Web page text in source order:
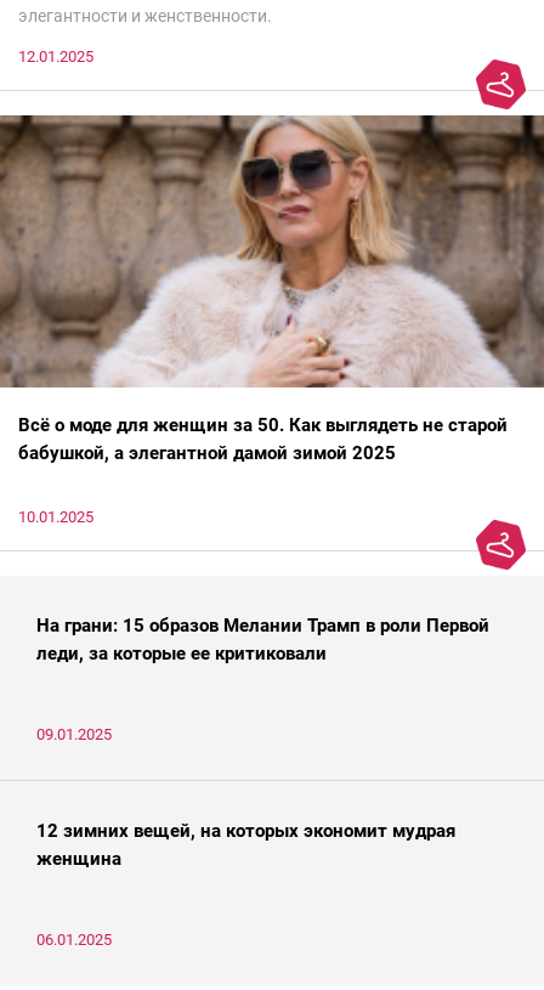
элегантности и женственности.
12.01.2025
Всё о моде для женщин за 50. Как выглядеть не старой
бабушкой, а элегантной дамой зимой 2025
10.01.2025
На грани: 15 образов Мелании Трамп в роли Первой
леди, за которые ее критиковали
09.01.2025
12 зимних вещей, на которых экономит мудрая
женщина
06.01.2025